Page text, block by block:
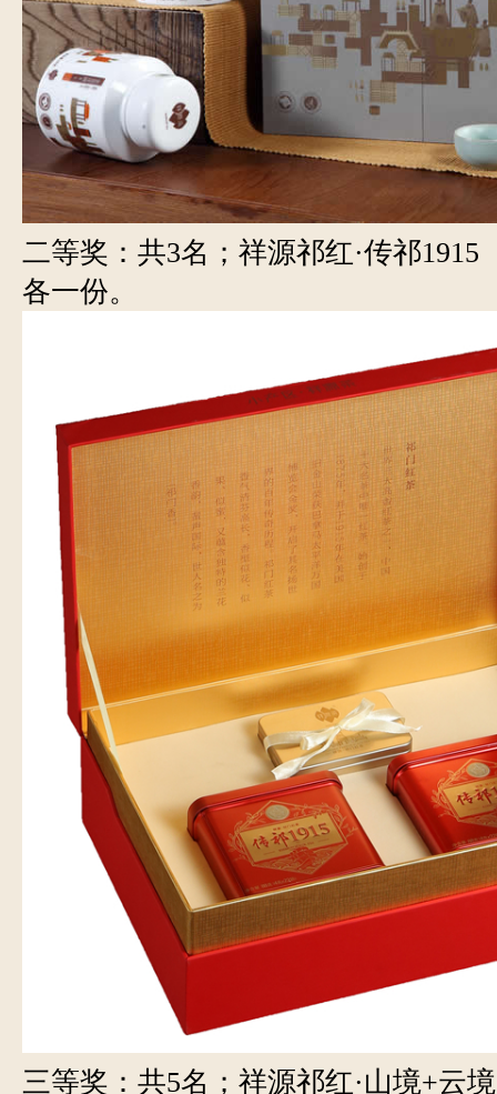
二等奖：共3名；祥源祁红·传祁1915
各一份。
三等奖：共5名；祥源祁红·山境+云